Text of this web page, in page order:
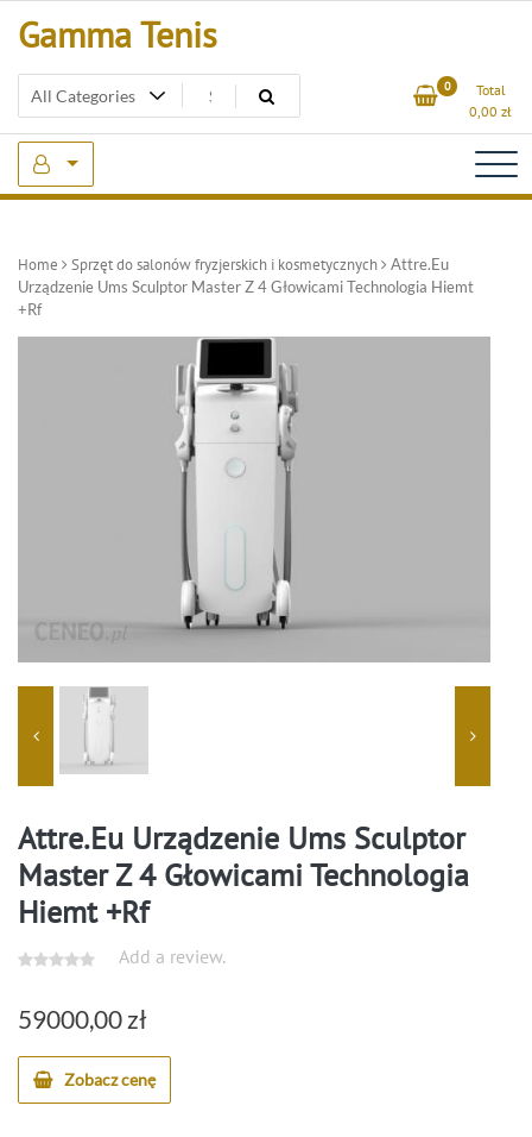
Gamma Tenis
0
Total
0,00 zł
Home Sprzęt do salonów fryzjerskich i kosmetycznych
Attre.Eu
Urządzenie Ums Sculptor Master Z 4 Głowicami Technologia Hiemt
+Rf
Attre.Eu Urządzenie Ums Sculptor
Master Z 4 Głowicami Technologia
Hiemt +Rf
Add a review.
59000,00 zł
Zobacz cenę